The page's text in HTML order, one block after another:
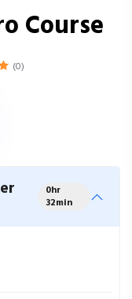
Course
(0)
0hr
32min